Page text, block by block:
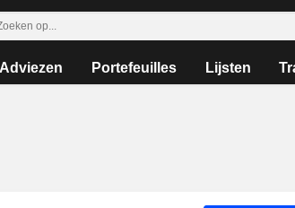
Adviezen Portefeuilles Lijsten